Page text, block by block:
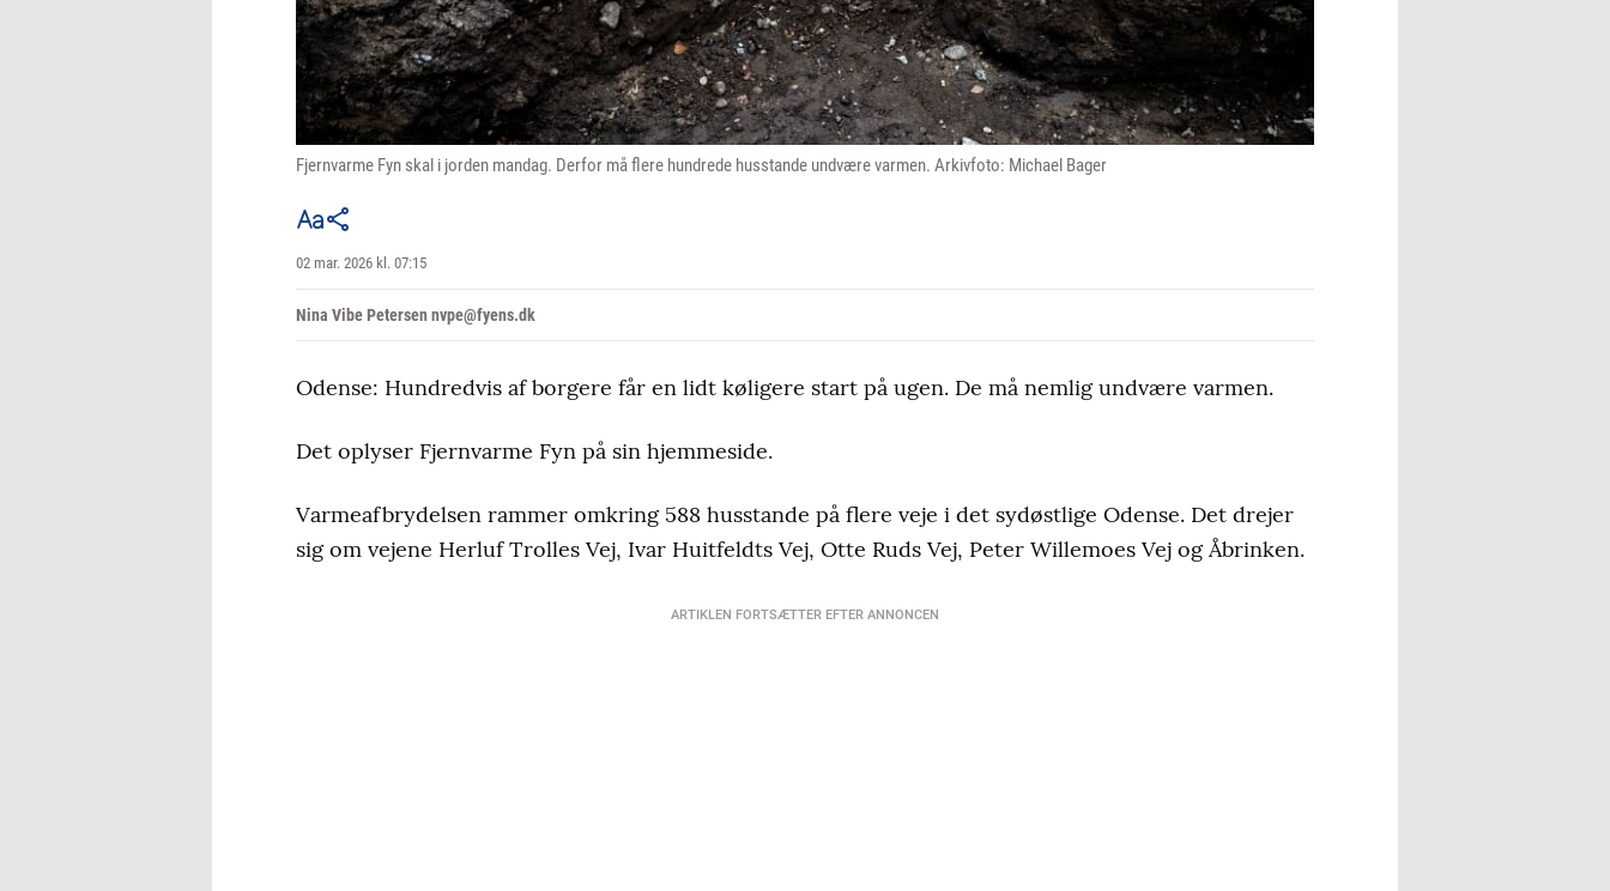
Fjernvarme Fyn skal i jorden mandag. Derfor må flere hundrede husstande undvære varmen. Arkivfoto: Michael Bager
02 mar. 2026 kl. 07:15
Nina Vibe Petersen nvpe@fyens.dk
Odense: Hundredvis af borgere får en lidt køligere start på ugen. De må nemlig undvære varmen.
Det oplyser Fjernvarme Fyn på sin hjemmeside.
Varmeafbrydelsen rammer omkring 588 husstande på flere veje i det sydøstlige Odense. Det drejer
sig om vejene Herluf Trolles Vej, Ivar Huitfeldts Vej, Otte Ruds Vej, Peter Willemoes Vej og Åbrinken.
ARTIKLEN FORTSÆTTER EFTER ANNONCEN